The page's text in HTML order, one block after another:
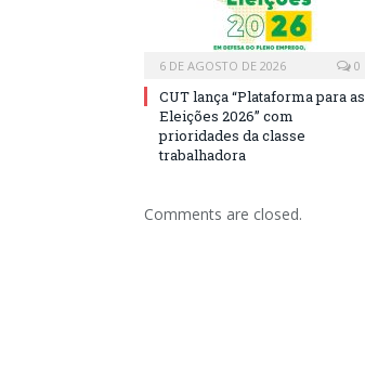
6 DE AGOSTO DE 2026 0
CUT lança “Plataforma para as
Eleições 2026” com
prioridades da classe
trabalhadora
Comments are closed.